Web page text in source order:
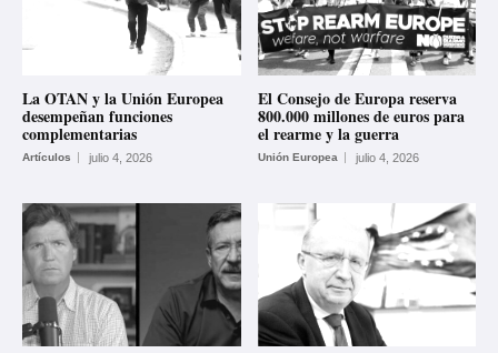
La OTAN y la Unión Europea
desempeñan funciones
complementarias
Artículos julio 4, 2026
El Consejo de Europa reserva
800.000 millones de euros para
el rearme y la guerra
Unión Europea julio 4, 2026